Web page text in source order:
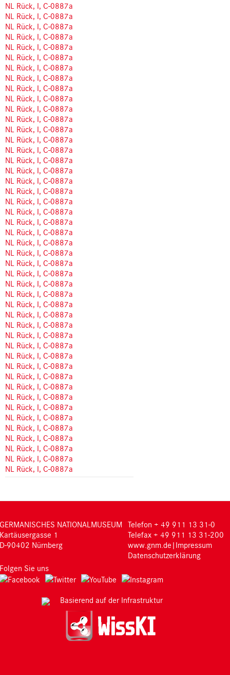
NL Rück, I, C-0887a
NL Rück, I, C-0887a
NL Rück, I, C-0887a
NL Rück, I, C-0887a
NL Rück, I, C-0887a
NL Rück, I, C-0887a
NL Rück, I, C-0887a
NL Rück, I, C-0887a
NL Rück, I, C-0887a
NL Rück, I, C-0887a
NL Rück, I, C-0887a
NL Rück, I, C-0887a
NL Rück, I, C-0887a
NL Rück, I, C-0887a
NL Rück, I, C-0887a
NL Rück, I, C-0887a
NL Rück, I, C-0887a
NL Rück, I, C-0887a
NL Rück, I, C-0887a
NL Rück, I, C-0887a
NL Rück, I, C-0887a
NL Rück, I, C-0887a
NL Rück, I, C-0887a
NL Rück, I, C-0887a
NL Rück, I, C-0887a
NL Rück, I, C-0887a
NL Rück, I, C-0887a
NL Rück, I, C-0887a
NL Rück, I, C-0887a
NL Rück, I, C-0887a
NL Rück, I, C-0887a
NL Rück, I, C-0887a
NL Rück, I, C-0887a
NL Rück, I, C-0887a
NL Rück, I, C-0887a
NL Rück, I, C-0887a
NL Rück, I, C-0887a
NL Rück, I, C-0887a
NL Rück, I, C-0887a
NL Rück, I, C-0887a
NL Rück, I, C-0887a
NL Rück, I, C-0887a
NL Rück, I, C-0887a
NL Rück, I, C-0887a
NL Rück, I, C-0887a
NL Rück, I, C-0887a
GERMANISCHES NATIONALMUSEUM
Kartäusergasse 1
D-90402 Nürnberg
Telefon + 49 911 13 31-0
Telefax + 49 911 13 31-200
www.gnm.de | Impressum
Datenschutzerklärung
Folgen Sie uns
Basierend auf der Infrastruktur